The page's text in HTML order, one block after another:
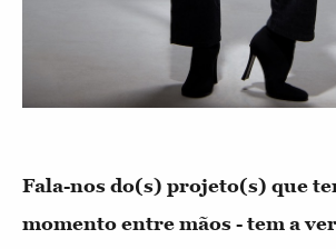
Fala-nos do(s) projeto(s) que
momento entre mãos - tem a